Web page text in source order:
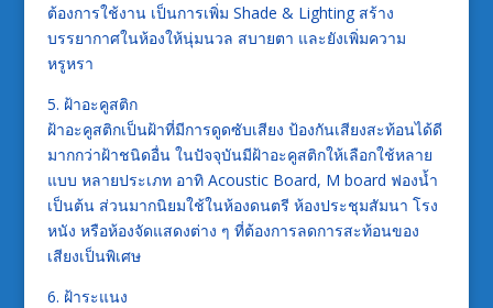
ต้องการใช้งาน เป็นการเพิ่ม Shade & Lighting สร้าง
บรรยากาศในห้องให้นุ่มนวล สบายตา และยังเพิ่มความ
หรูหรา
5. ฝ้าอะคูสติก
ฝ้าอะคูสติกเป็นฝ้าที่มีการดูดซับเสียง ป้องกันเสียงสะท้อนได้ดี
มากกว่าฝ้าชนิดอื่น ในปัจจุบันมีฝ้าอะคูสติกให้เลือกใช้หลาย
แบบ หลายประเภท อาทิ Acoustic Board, M board ฟองน้ำ
เป็นต้น ส่วนมากนิยมใช้ในห้องดนตรี ห้องประชุมสัมนา โรง
หนัง หรือห้องจัดแสดงต่าง ๆ ที่ต้องการลดการสะท้อนของ
เสียงเป็นพิเศษ
6. ฝ้าระแนง